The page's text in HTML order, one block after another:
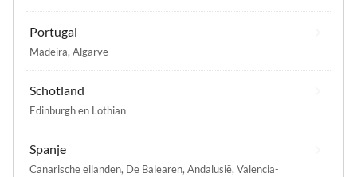
Portugal
Madeira, Algarve
Schotland
Edinburgh en Lothian
Spanje
Canarische eilanden, De Balearen, Andalusië, Valencia-